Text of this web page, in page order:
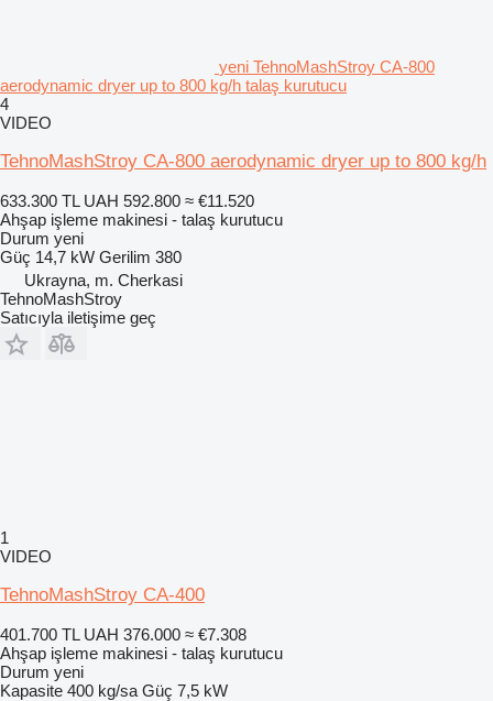
yeni TehnoMashStroy CA-800
aerodynamic dryer up to 800 kg/h talaş kurutucu
4
VIDEO
TehnoMashStroy CA-800 aerodynamic dryer up to 800 kg/h
633.300 TL UAH 592.800 ≈ €11.520
Ahşap işleme makinesi - talaş kurutucu
Durum yeni
Güç 14,7 kW Gerilim 380
Ukrayna, m. Cherkasi
TehnoMashStroy
Satıcıyla iletişime geç
1
VIDEO
TehnoMashStroy CA-400
401.700 TL UAH 376.000 ≈ €7.308
Ahşap işleme makinesi - talaş kurutucu
Durum yeni
Kapasite 400 kg/sa Güç 7,5 kW